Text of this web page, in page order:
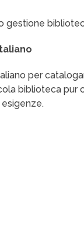
per
biblioteca pur